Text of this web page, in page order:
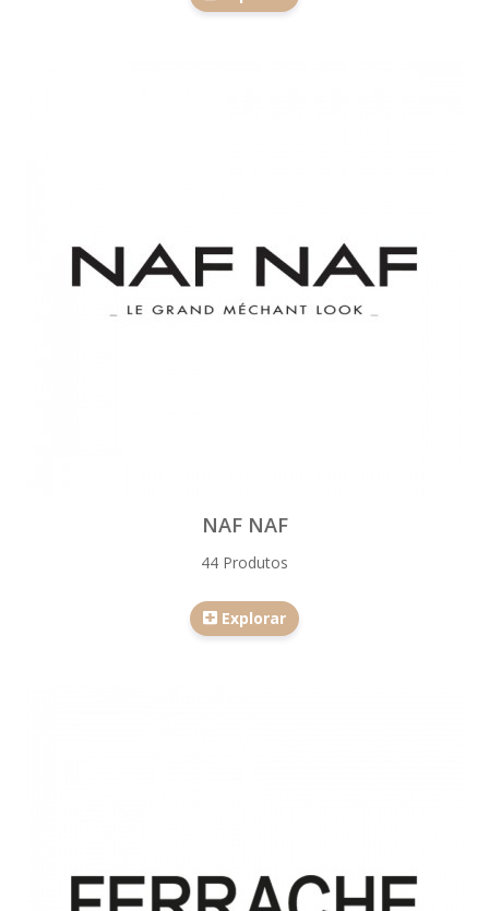
NAF NAF
44 Produtos
Explorar